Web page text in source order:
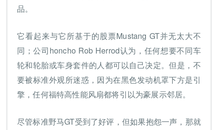
品。
它看起来与它所基于的股票Mustang GT并无太大不
同；公司honcho Rob Herrod认为，任何想要不同车
轮和轮胎或车身套件的人都可以自己决定。但是，不
要被标准外观所迷惑，因为在黑色发动机罩下方是引
擎，任何福特高性能风扇都将引以为豪展示邻居。
尽管标准野马GT受到了好评，但如果抱怨一声，那就